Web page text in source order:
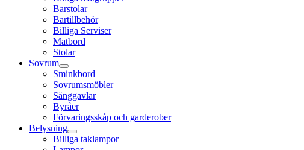
Barstolar
Bartillbehör
Billiga Serviser
Matbord
Stolar
Sovrum
Sminkbord
Sovrumsmöbler
Sänggavlar
Byråer
Förvaringsskåp och garderober
Belysning
Billiga taklampor